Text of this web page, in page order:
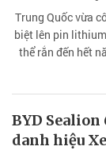
Trung Quốc vừa
biệt lên pin
thể rắn đến hết
BYD
danh hiệu